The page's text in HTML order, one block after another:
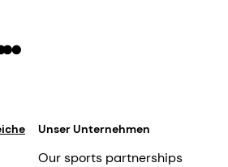
Unser Unternehmen
Our sports partnerships